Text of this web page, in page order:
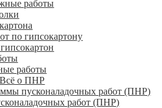
работы
по гипсокартону
работы
Всё о ПНР
пусконаладочных работ (ПНР)
работ (ПНР)